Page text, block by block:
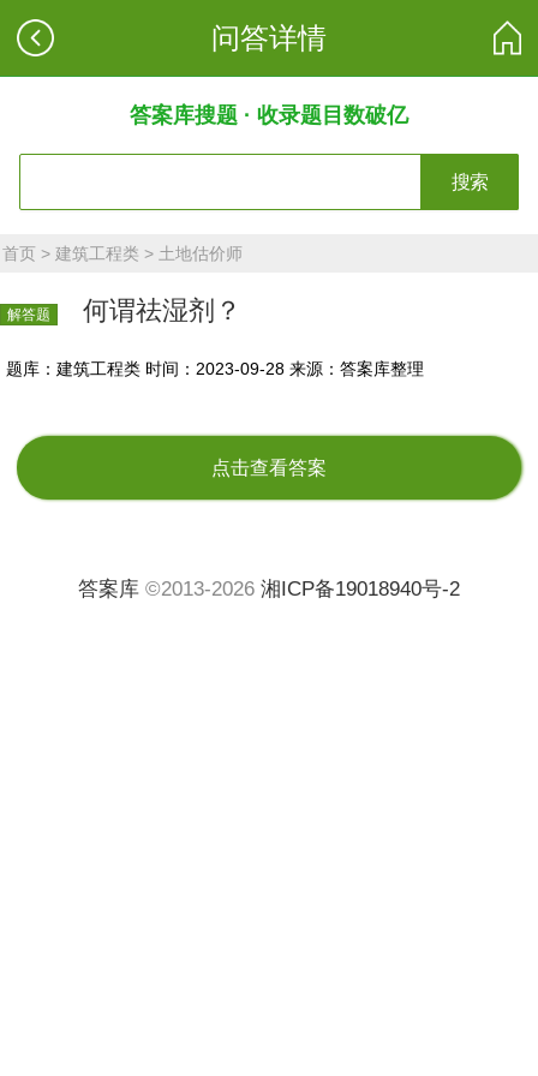
问答详情
答案库搜题 · 收录题目数破亿
搜索
首页 >建筑工程类 > 土地估价师
解答题 何谓祛湿剂？
题库：建筑工程类 时间：2023-09-28 来源：答案库整理
点击查看答案
答案库 ©2013-2026 湘ICP备19018940号-2